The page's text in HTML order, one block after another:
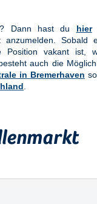
Dann hast du hier
Sobald
Position vakant ist,
auch die
in Bremerhaven